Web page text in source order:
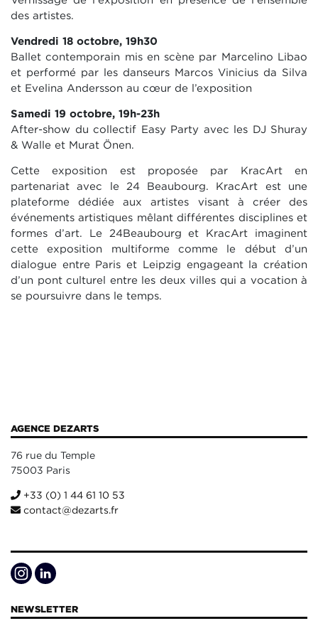
des artistes.
Vendredi 18 octobre, 19h30
Ballet contemporain mis en scène par Marcelino Libao
et performé par les danseurs Marcos Vinicius da Silva
et Evelina Andersson au cœur de l’exposition
Samedi 19 octobre, 19h-23h
After-show du collectif Easy Party avec les DJ Shuray
& Walle et Murat Önen.
Cette exposition est proposée par KracArt en
partenariat avec le 24 Beaubourg. KracArt est une
plateforme dédiée aux artistes visant à créer des
événements artistiques mêlant différentes disciplines et
formes d’art. Le 24Beaubourg et KracArt imaginent
cette exposition multiforme comme le début d’un
dialogue entre Paris et Leipzig engageant la création
d’un pont culturel entre les deux villes qui a vocation à
se poursuivre dans le temps.
AGENCE DEZARTS
76 rue du Temple
75003 Paris
+33 (0) 1 44 61 10 53
contact@dezarts.fr
NEWSLETTER